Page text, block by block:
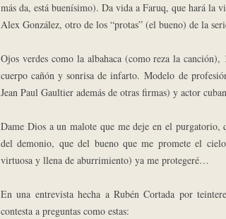
más da, está buenísimo). Da vida a Faruq, que hará la
Alex González, otro de los “protas” (el bueno) de la
Ojos verdes como la albahaca (como reza la canción),
cuerpo cañón y sonrisa de infarto. Modelo de
Jean Paul Gaultier además de otras firmas) y actor
Dame Dios a un malote que me deje en el purgatorio,
del demonio, que del bueno que me promete el
virtuosa y llena de aburrimiento) ya me protegeré…
En una entrevista hecha a Rubén Cortada por
contesta a preguntas como estas: